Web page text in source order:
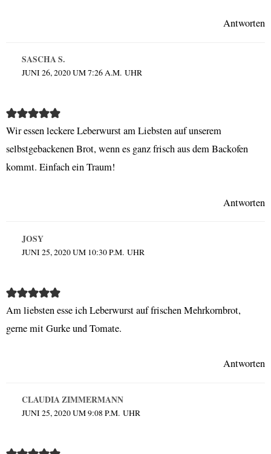
Antworten
SASCHA S.
JUNI 26, 2020 UM 7:26 A.M. UHR
Wir essen leckere Leberwurst am Liebsten auf unserem
selbstgebackenen Brot, wenn es ganz frisch aus dem Backofen
kommt. Einfach ein Traum!
Antworten
JOSY
JUNI 25, 2020 UM 10:30 P.M. UHR
Am liebsten esse ich Leberwurst auf frischen Mehrkornbrot,
gerne mit Gurke und Tomate.
Antworten
CLAUDIA ZIMMERMANN
JUNI 25, 2020 UM 9:08 P.M. UHR